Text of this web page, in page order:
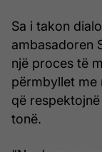
Sa i takon
ambasadoren
një proces të
përmbyllet me
që
tonë.